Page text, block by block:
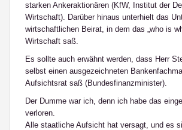
starken Ankeraktionären (KfW, Institut der
Wirtschaft). Darüber hinaus unterhielt das
wirtschaftlichen Beirat, in dem das „who is
Wirtschaft saß.
Es sollte auch erwähnt werden, dass Herr
selbst einen ausgezeichneten
Aufsichtsrat saß (Bundesfinanzminister).
Der Dumme war ich, denn ich habe das
verloren.
Alle staatliche Aufsicht hat versagt, und es